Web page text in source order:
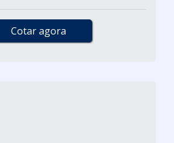
Cotar agora